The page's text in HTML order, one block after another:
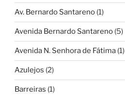
Av. Bernardo Santareno (1)
Avenida Bernardo Santareno (5)
Avenida N. Senhora de Fátima (1)
Azulejos (2)
Barreiras (1)